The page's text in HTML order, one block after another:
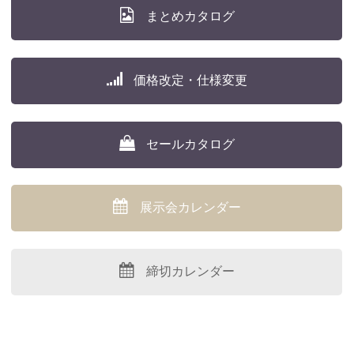
まとめカタログ
価格改定・仕様変更
セールカタログ
展示会カレンダー
締切カレンダー